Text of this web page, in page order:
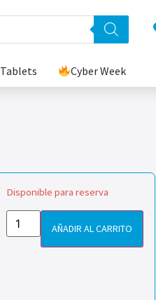
Tablets Cyber Week
Disponible para reserva
AÑADIR AL CARRITO